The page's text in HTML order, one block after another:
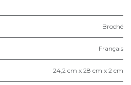
Broché
Français
24,2 cm x 28 cm x 2 cm